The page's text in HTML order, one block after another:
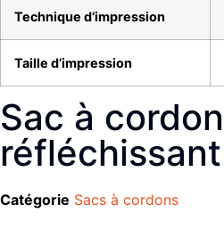
Technique d’impression
Taille d’impression
Sac à cordon
réfléchissant
Catégorie Sacs à cordons